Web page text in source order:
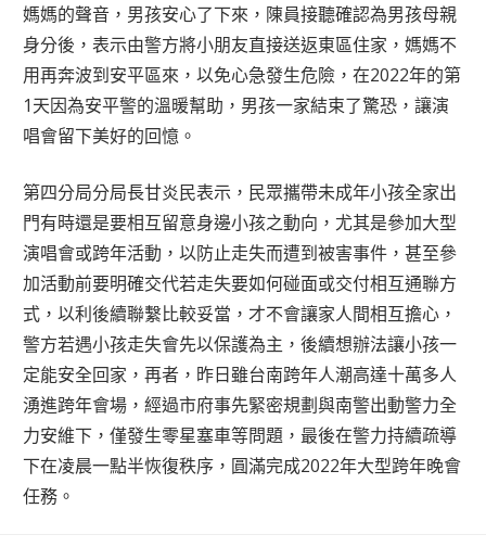
媽媽的聲音，男孩安心了下來，陳員接聽確認為男孩母親
身分後，表示由警方將小朋友直接送返東區住家，媽媽不
用再奔波到安平區來，以免心急發生危險，在2022年的第
1天因為安平警的溫暖幫助，男孩一家結束了驚恐，讓演
唱會留下美好的回憶。
第四分局分局長甘炎民表示，民眾攜帶未成年小孩全家出
門有時還是要相互留意身邊小孩之動向，尤其是參加大型
演唱會或跨年活動，以防止走失而遭到被害事件，甚至參
加活動前要明確交代若走失要如何碰面或交付相互通聯方
式，以利後續聯繫比較妥當，才不會讓家人間相互擔心，
警方若遇小孩走失會先以保護為主，後續想辦法讓小孩一
定能安全回家，再者，昨日雖台南跨年人潮高達十萬多人
湧進跨年會場，經過市府事先緊密規劃與南警出動警力全
力安維下，僅發生零星塞車等問題，最後在警力持續疏導
下在凌晨一點半恢復秩序，圓滿完成2022年大型跨年晚會
任務。